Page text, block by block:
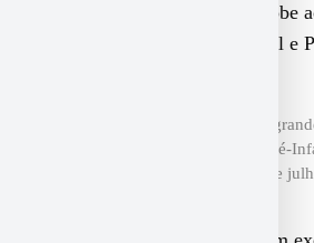
Fantástica conquista títulos e sobe
Campeonato Paranaense Infantil e
A Fantástica Associação foi um dos
Campeonato Paranaense Infantil e Pré-
Rítmica, realizado entre os dias 28 de